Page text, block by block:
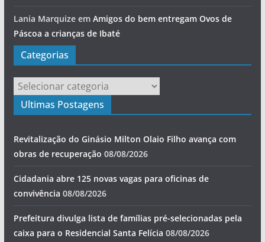
Lania Marquizeem Amigos do bem entregam Ovos de
Páscoa a crianças de Ibaté
Categorias
Categorias
Ultimas Postagens
Revitalização do Ginásio Milton Olaio Filho avança com
obras de recuperação 08/08/2026
Cidadania abre 125 novas vagas para oficinas de
convivência 08/08/2026
Prefeitura divulga lista de famílias pré-selecionadas pela
caixa para o Residencial Santa Felícia 08/08/2026